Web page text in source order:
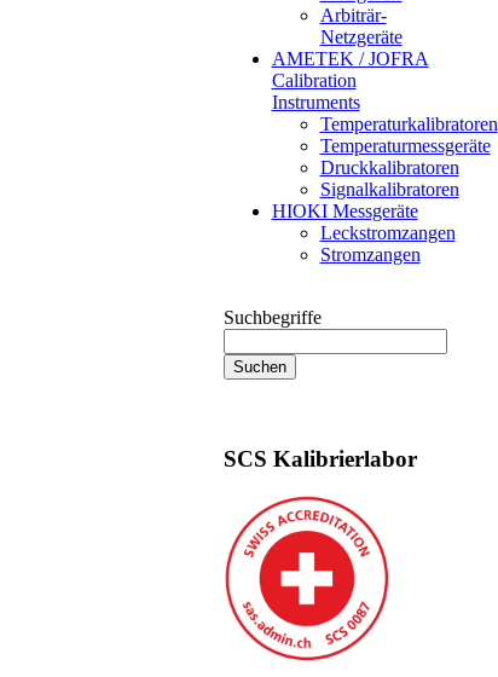
Arbiträr-
Netzgeräte
AMETEK / JOFRA
Calibration
Instruments
Temperaturkalibratoren
Temperaturmessgeräte
Druckkalibratoren
Signalkalibratoren
HIOKI Messgeräte
Leckstromzangen
Stromzangen
Suchbegriffe
SCS Kalibrierlabor